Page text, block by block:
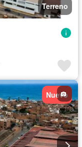
Terreno
Nuevo